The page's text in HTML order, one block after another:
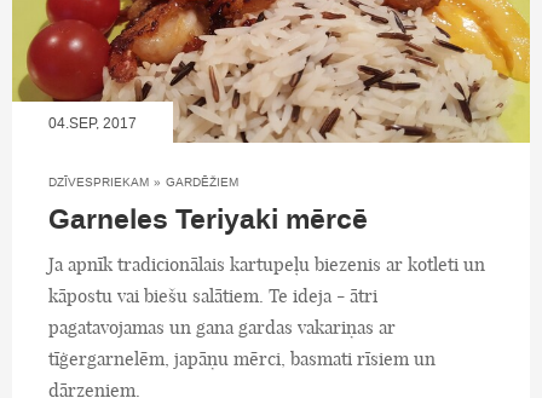
04.SEP, 2017
DZĪVESPRIEKAM » GARDĒŽIEM
Garneles Teriyaki mērcē
Ja apnīk tradicionālais kartupeļu biezenis ar kotleti un
kāpostu vai biešu salātiem. Te ideja - ātri
pagatavojamas un gana gardas vakariņas ar
tīģergarnelēm, japāņu mērci, basmati rīsiem un
dārzeņiem.